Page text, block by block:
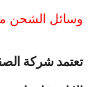
وسائل الشحن
تعتمد شركة